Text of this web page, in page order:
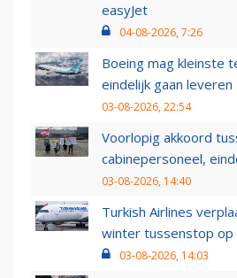
easyJet
04-08-2026, 7:26
Boeing mag kleinste
eindelijk gaan leveren
03-08-2026, 22:54
Voorlopig akkoord
cabinepersoneel,
03-08-2026, 14:40
Turkish Airlines
winter tussenstop op
03-08-2026, 14:03